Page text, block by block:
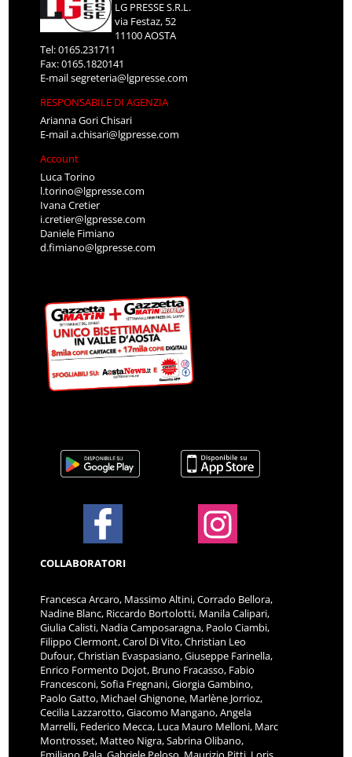
LG PRESSE S.R.L.
via Festaz, 52
11100 AOSTA
Tel: 0165.231711
Fax: 0165.1820141
E-mailsegreteria@lgpresse.com
RESPONSABILE DI AGENZIA
Arianna Gori Chisari
E-maila.chisari@lgpresse.com
Account
Luca Torino
l.torino@lgpresse.com
Ivana Cretier
i.cretier@lgpresse.com
Daniele Fimiano
d.fimiano@lgpresse.com
COLLABORATORI
Francesca Arcaro, Massimo Altini, Corrado Bellora,
Nadine Blanc, Riccardo Bortolotti, Manila Calipari,
Giulia Calisti, Nadia Camposaragna, Paolo Ciambi,
Filippo Clermont, Carol Di Vito, Christian Leo
Dufour, Christian Evaspasiano, Giuseppe Farinella,
Enrico Formento Dojot, Bruno Fracasso, Fabio
Francesconi, Sofia Fregnani, Giorgia Gambino,
Paolo Gatto, Michael Ghignone, Marlène Jorrioz,
Cecilia Lazzarotto, Giacomo Mangano, Angela
Marrelli, Federico Mecca, Luca Mauro Melloni, Marc
Montrosset, Matteo Nigra, Sabrina Olibano,